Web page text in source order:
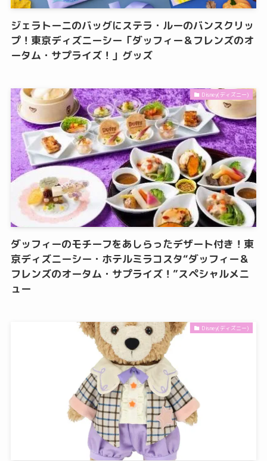
ジェラトーニのバッグにステラ・ルーのバンスクリッ
プ！東京ディズニーシー「ダッフィー＆フレンズのオ
ータム・サプライズ！」グッズ
Disney(ディズニー)
ダッフィーのモチーフをあしらったデザート付き！東
京ディズニーシー・ホテルミラコスタ“ダッフィー＆
フレンズのオータム・サプライズ！”スペシャルメニ
ュー
Disney(ディズニー)